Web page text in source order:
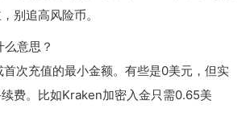
别追高风险币。
意思？
次充值的最小金额。有些是0美元，但实
费。比如Kraken加密入金只需0.65美